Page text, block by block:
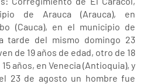
de Arauca (Arauca), en
(Cauca), en el municipio de
tarde del mismo domingo 23
de 19 años de edad, otro de 18
años, en Venecia (Antioquia), y
23 de agosto un hombre fue